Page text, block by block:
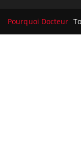
Pourquoi Docteur